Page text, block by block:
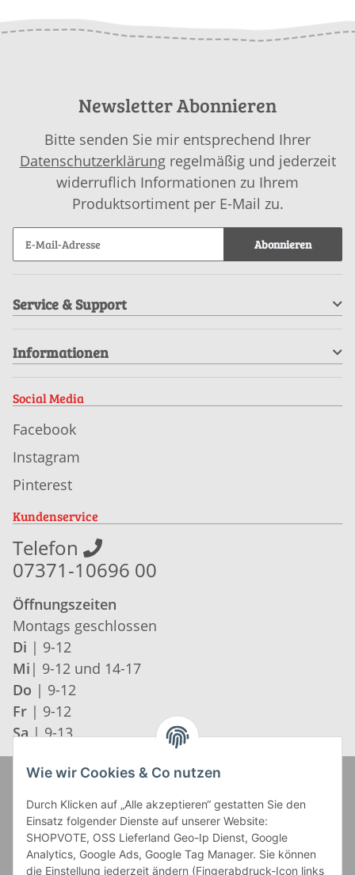
Newsletter Abonnieren
Bitte senden Sie mir entsprechend Ihrer
Datenschutzerklärungregelmäßig und jederzeit
widerruflich Informationen zu Ihrem
Produktsortiment per E-Mail zu.
Abonnieren
Service & Support
Informationen
Social Media
Facebook
Instagram
Pinterest
Kundenservice
Telefon
07371-10696 00
Öffnungszeiten
Montags geschlossen
Di | 9-12
Mi | 9-12 und 14-17
Do | 9-12
Fr | 9-12
Sa | 9-13
Wie wir Cookies & Co nutzen
Durch Klicken auf „Alle akzeptieren“ gestatten Sie den
Einsatz folgender Dienste auf unserer Website:
SHOPVOTE, OSS Lieferland Geo-Ip Dienst, Google
Analytics, Google Ads, Google Tag Manager. Sie können
die Einstellung jederzeit ändern (Fingerabdruck-Icon links